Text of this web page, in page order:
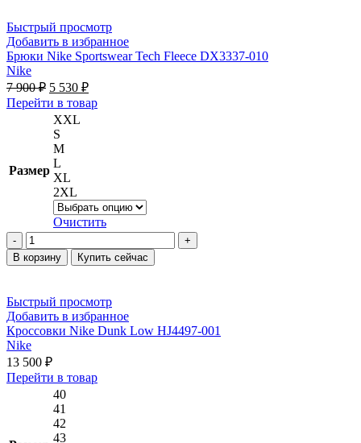
Force
1
Low
LX
'Team
Gold'
DV7186-
Быстрый просмотр
Добавить в избранное
Брюки Nike Sportswear Tech Fleece DX3337-010
Nike
7 900₽ Первоначальная
цена
составляла
7 900 ₽.
5 530 ₽Текущая
цена:
Перейти в товарЭтот
выбрать
на
странице
товара.
Размер
XXL
S
M
L
XL
2XL
Очистить
Количество
товара
Брюки
Sportswear
Tech
Fleece
DX3337-
010
В корзину Купить сейчас
Быстрый просмотр
Добавить в избранное
Кроссовки Nike Dunk Low HJ4497-001
Nike
13 500 ₽
Перейти в товарЭтот
40
41
42
43